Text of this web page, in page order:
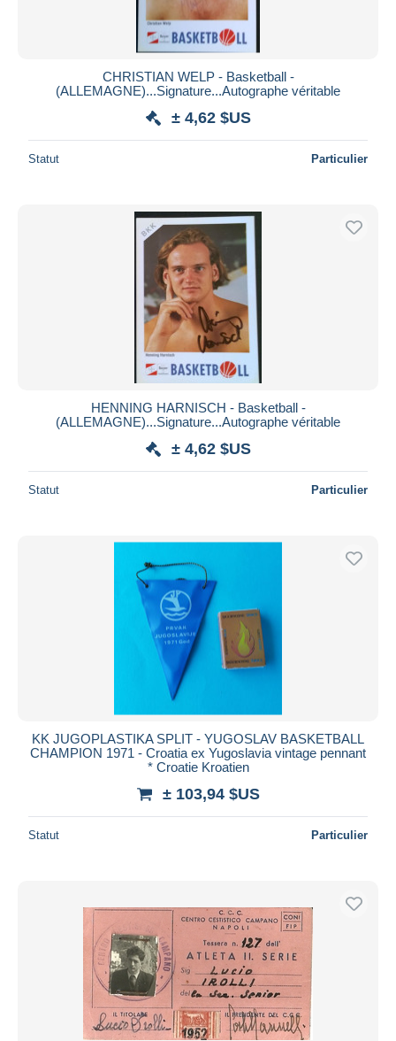
CHRISTIAN WELP - Basketball -
(ALLEMAGNE)...Signature...Autographe véritable
± 4,62 $US
Statut Particulier
HENNING HARNISCH - Basketball -
(ALLEMAGNE)...Signature...Autographe véritable
± 4,62 $US
Statut Particulier
KK JUGOPLASTIKA SPLIT - YUGOSLAV BASKETBALL
CHAMPION 1971 - Croatia ex Yugoslavia vintage pennant
* Croatie Kroatien
± 103,94 $US
Statut Particulier